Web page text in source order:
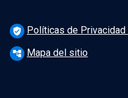
verified_user Políticas de Privacidad
account_tree Mapa del sitio